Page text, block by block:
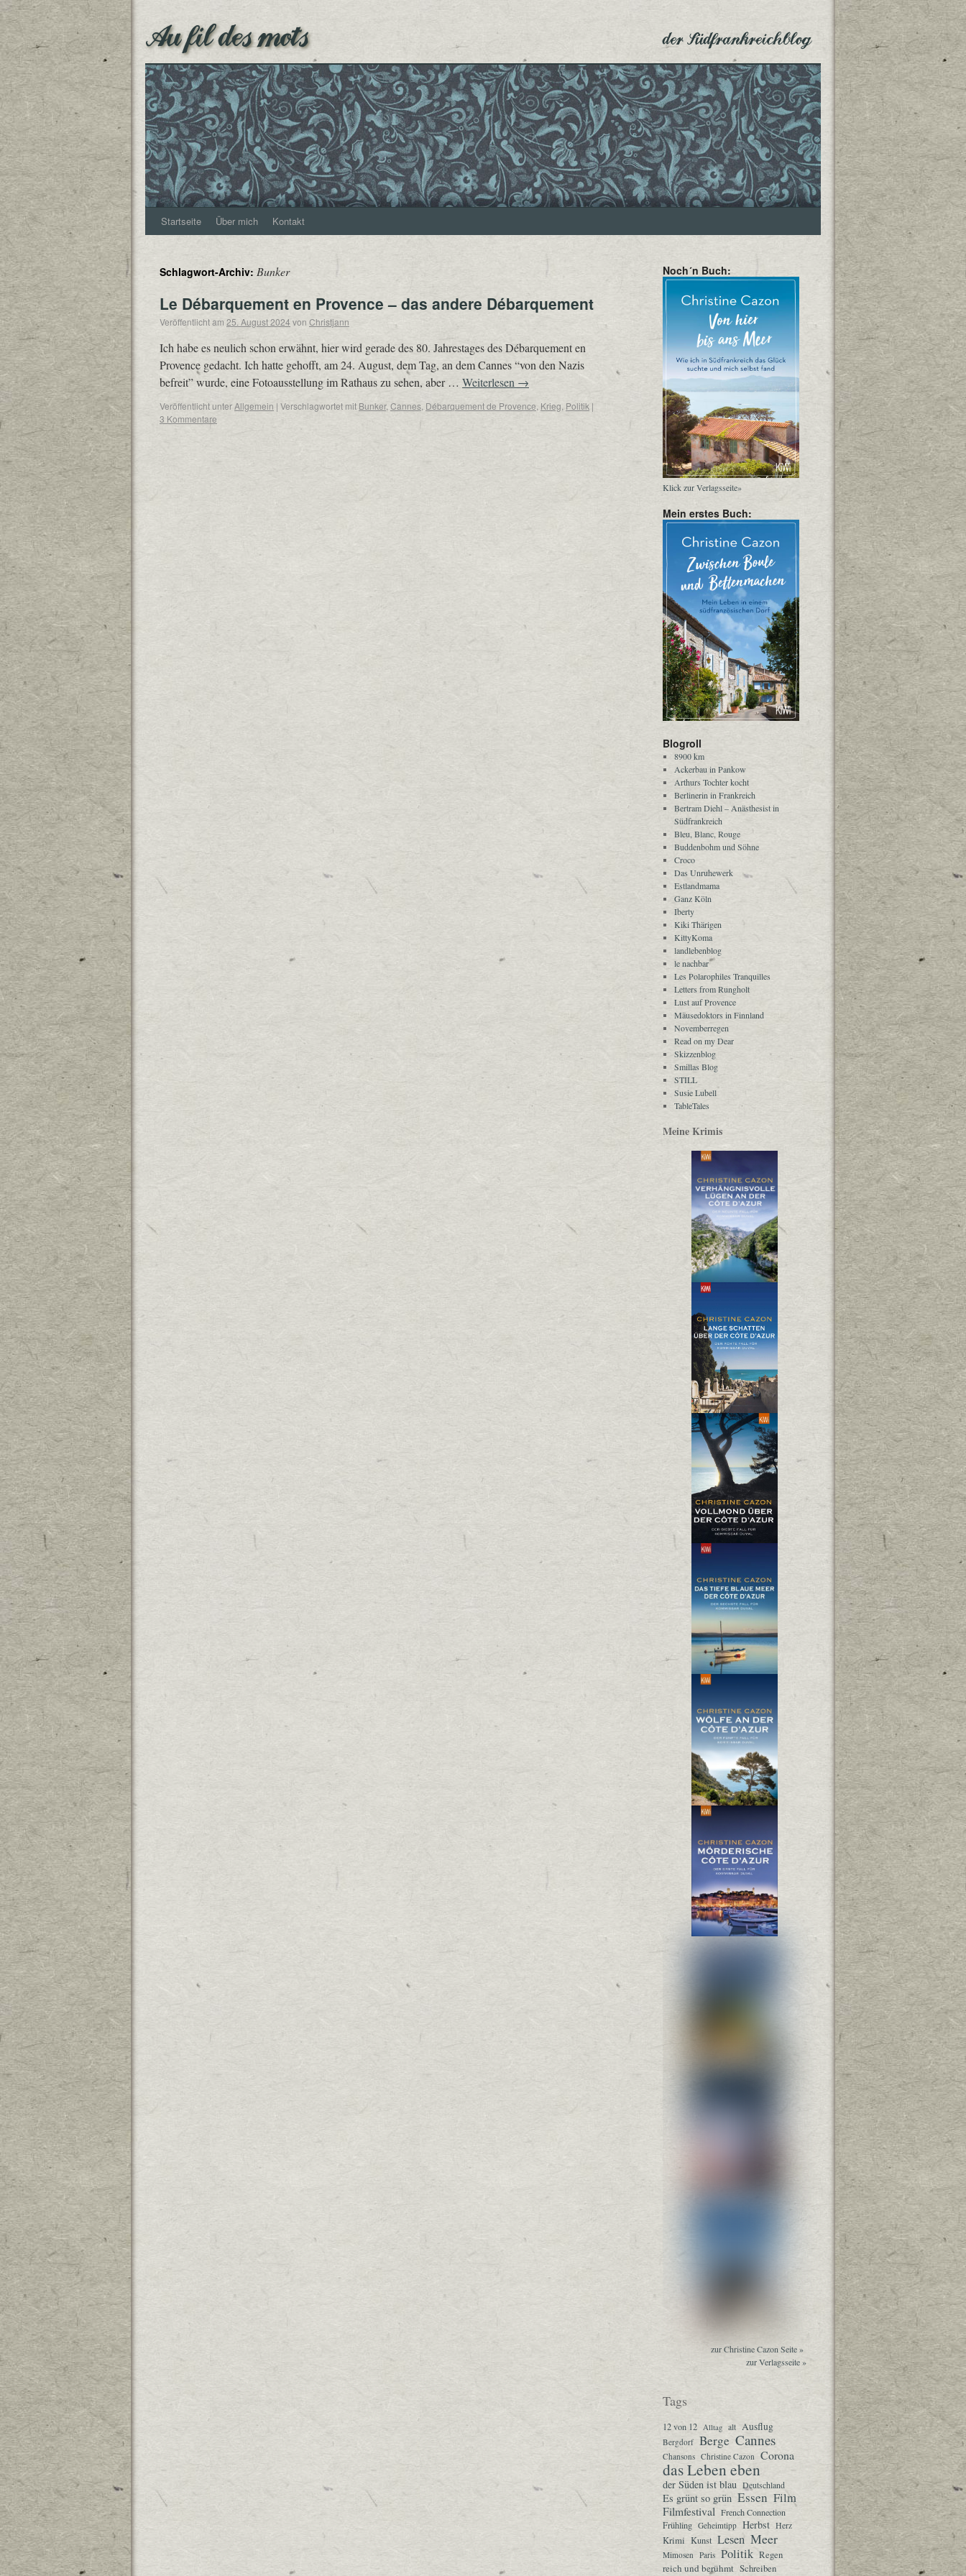
Au fil des mots der Südfrankreichblog
Startseite Über mich Kontakt
Schlagwort-Archiv: Bunker
Le Débarquement en Provence – das andere Débarquement
Veröffentlicht am 25. August 2024 von Christjann
Ich habe es neulich schon erwähnt, hier wird gerade des 80. Jahrestages des Débarquement en
Provence gedacht. Ich hatte gehofft, am 24. August, dem Tag, an dem Cannes “von den Nazis
befreit” wurde, eine Fotoausstellung im Rathaus zu sehen, aber … Weiterlesen →
Veröffentlicht unterAllgemein | Verschlagwortet mit Bunker, Cannes, Débarquement de Provence, Krieg, Politik |
3 Kommentare
Noch´n Buch:
Klick zur Verlagsseite»
Mein erstes Buch:
Blogroll
8900 km
Ackerbau in Pankow
Arthurs Tochter kocht
Berlinerin in Frankreich
Bertram Diehl – Anästhesist in
Südfrankreich
Bleu, Blanc, Rouge
Buddenbohm und Söhne
Croco
Das Unruhewerk
Estlandmama
Ganz Köln
Iberty
Kiki Thärigen
KittyKoma
landlebenblog
le nachbar
Les Polarophiles Tranquilles
Letters from Rungholt
Lust auf Provence
Mäusedoktors in Finnland
Novemberregen
Read on my Dear
Skizzenblog
Smillas Blog
STILL
Susie Lubell
TableTales
Meine Krimis
zur Christine Cazon Seite »
zur Verlagsseite »
Tags
12 von 12 Alltag alt Ausflug
Bergdorf Berge Cannes
Chansons Christine Cazon Corona
das Leben eben
der Süden ist blau Deutschland
Es grünt so grün Essen Film
Filmfestival French Connection
Frühling Geheimtipp Herbst Herz
Krimi Kunst Lesen Meer
Mimosen Paris Politik Regen
reich und berühmt Schreiben